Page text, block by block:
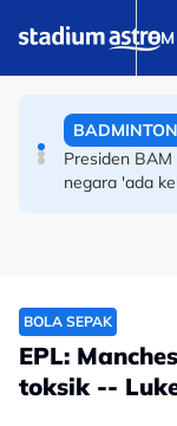
BM
Pemain ragbi
BADMINTON
Presiden
negara 'ada
BOLA SEPAK
EPL:
toksik --